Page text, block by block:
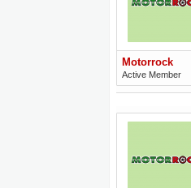
Motorrock
Active Member